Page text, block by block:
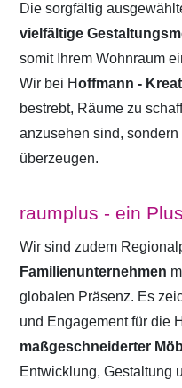
Die sorgfältig
vielfältige
somit Ihrem Wohnraum
Wir bei Hoffmann -
bestrebt, Räume zu
anzusehen sind,
überzeugen.
raumplus - ein
Wir sind zudem
Familienunternehmen
globalen Präsenz. Es
und Engagement für die
maßgeschneiderter
Entwicklung, Gestaltung